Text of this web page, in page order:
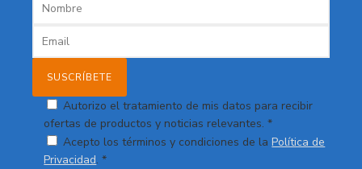
Autorizo el tratamiento de mis datos para recibir
ofertas de productos y noticias relevantes. *
Acepto los términos y condiciones de laPolítica de
Privacidad. *